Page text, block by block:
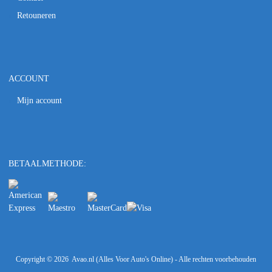
Retouneren
ACCOUNT
Mijn account
BETAALMETHODE:
Copyright © 2026 Avao.nl (Alles Voor Auto's Online) - Alle rechten voorbehouden